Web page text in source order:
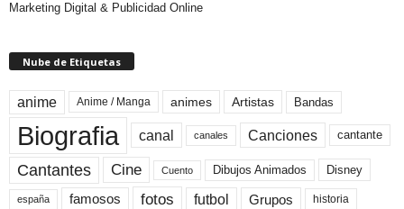
Marketing Digital & Publicidad Online
Nube de Etiquetas
anime Anime / Manga animes Artistas Bandas
Biografia canal canales Canciones cantante
Cantantes Cine Cuento Dibujos Animados Disney
españa famosos fotos futbol Grupos historia